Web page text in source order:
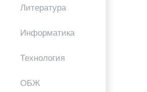
Литература
Информатика
Технология
ОБЖ